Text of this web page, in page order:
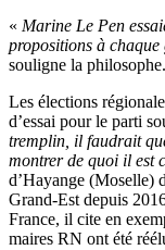
« Marine Le Pen
propositions à
souligne la philosophe.
Les élections
d’essai pour le parti
tremplin, il faudrait
montrer de quoi il est
d’Hayange (Moselle)
Grand-Est depuis
France, il cite en
maires RN ont été